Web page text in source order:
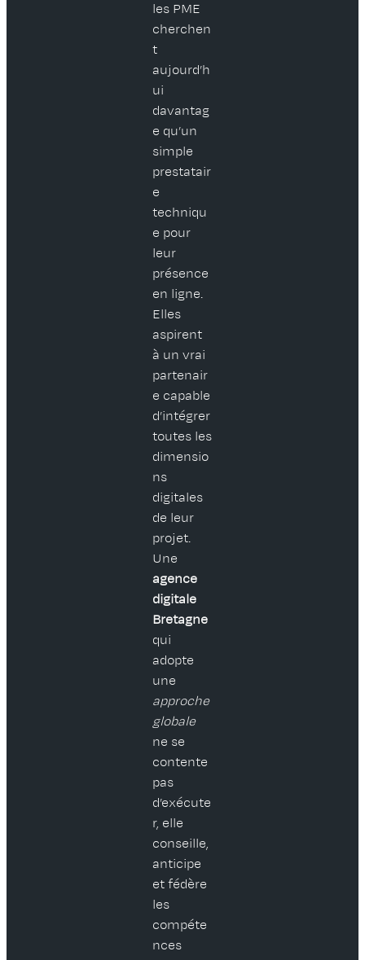
les PME
cherchen
t
aujourd’h
ui
davantag
e qu’un
simple
prestatair
e
techniqu
e pour
leur
présence
en ligne.
Elles
aspirent
à un vrai
partenair
e capable
d’intégrer
toutes les
dimensio
ns
digitales
de leur
projet.
Une
agence
digitale
Bretagne
qui
adopte
une
approche
globale
ne se
contente
pas
d’exécute
r, elle
conseille,
anticipe
et fédère
les
compéte
nces